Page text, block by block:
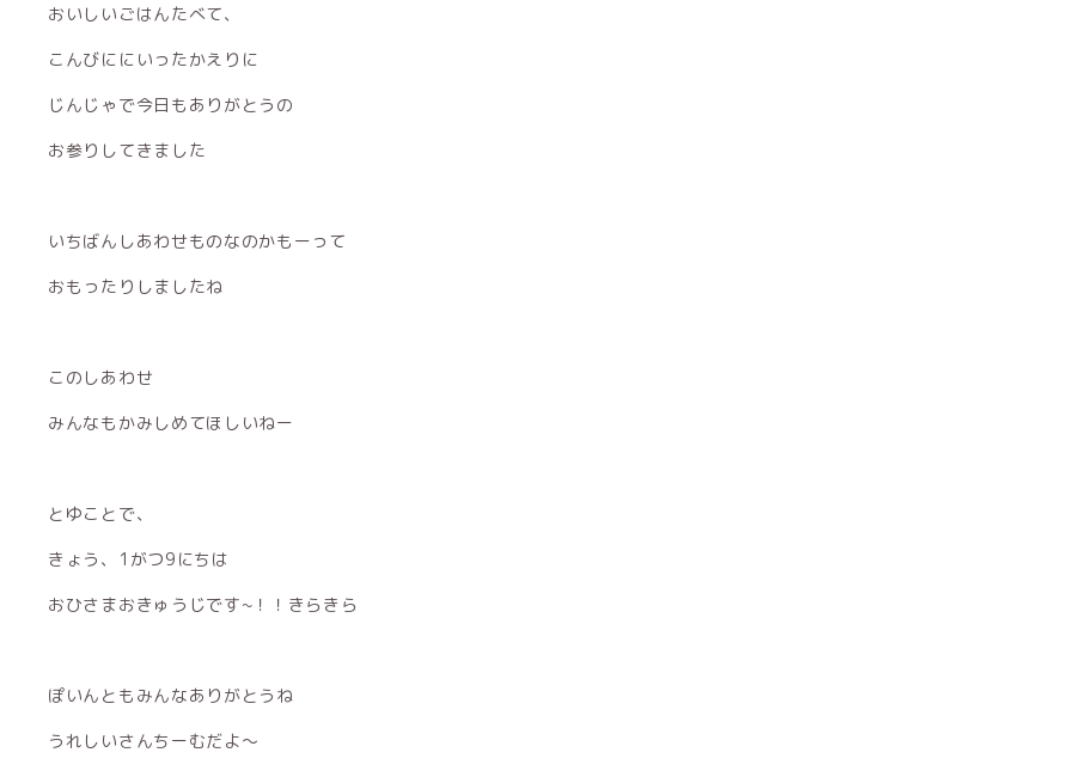
おいしいごはんたべて、
こんびににいったかえりに
じんじゃで今日もありがとうの
お参りしてきました
いちばんしあわせものなのかもーって
おもったりしましたね
このしあわせ
みんなもかみしめてほしいねー
とゆことで、
きょう、1がつ9にちは
おひさまおきゅうじです~！！きらきら
ぽいんともみんなありがとうね
うれしいさんちーむだよ〜